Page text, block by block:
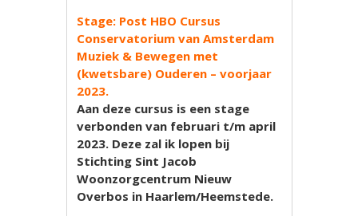
Stage: Post HBO Cursus
Conservatorium van Amsterdam
Muziek & Bewegen met
(kwetsbare) Ouderen – voorjaar
2023.
Aan deze cursus is een stage
verbonden van februari t/m april
2023. Deze zal ik lopen bij
Stichting Sint Jacob
Woonzorgcentrum Nieuw
Overbos in Haarlem/Heemstede.